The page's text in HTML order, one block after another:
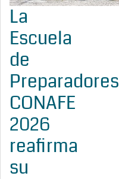
La
Escuela
de
Preparadores
CONAFE
2026
reafirma
su